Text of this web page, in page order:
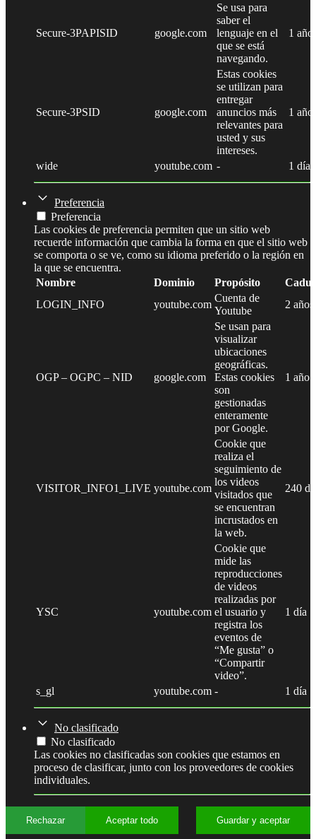
Secure-3PAPISID google.com
Se usa para
saber el
lenguaje en el
que se está
navegando.
1 año
Secure-3PSID google.com
Estas cookies
se utilizan para
entregar
anuncios más
relevantes para
usted y sus
intereses.
1 año
wide youtube.com - 1 día
Preferencia
Preferencia
Las cookies de preferencia permiten que un sitio web
recuerde información que cambia la forma en que el sitio web
se comporta o se ve, como su idioma preferido o la región en
la que se encuentra.
Nombre
Dominio Propósito
LOGIN_INFO
youtube.com
Cuenta de
Youtube
2 años
OGP – OGPC – NID google.com
Se usan para
visualizar
ubicaciones
geográficas.
Estas cookies
son
gestionadas
enteramente
por Google.
1 año
VISITOR_INFO1_LIVE youtube.com
Cookie que
realiza el
seguimiento de
los videos
visitados que
se encuentran
incrustados en
la web.
240
YSC youtube.com
Cookie que
mide las
reproducciones
de videos
realizadas por
el usuario y
registra los
eventos de
“Me gusta” o
“Compartir
video”.
1 día
s_gl youtube.com - 1 día
No clasificado
No clasificado
Las cookies no clasificadas son cookies que estamos en
proceso de clasificar, junto con los proveedores de cookies
individuales.
Rechazar Aceptar todo Guardar y aceptar